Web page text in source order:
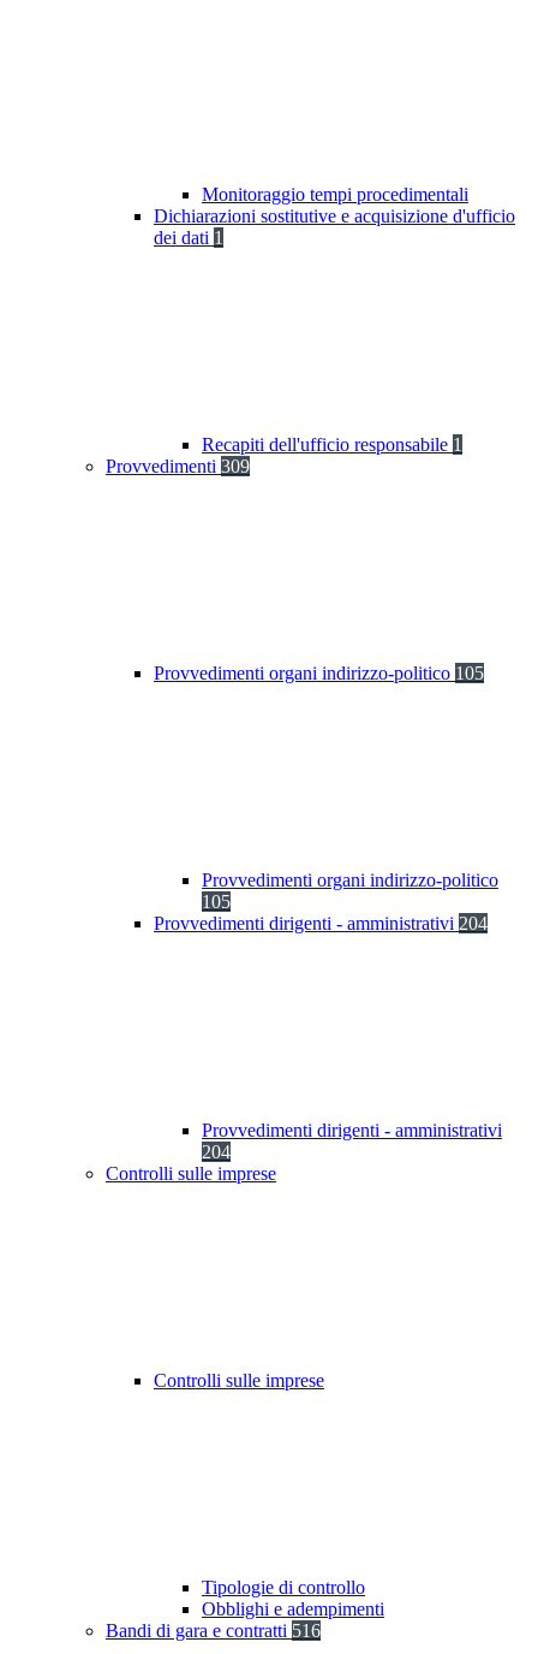
Monitoraggio tempi procedimentali
Dichiarazioni sostitutive e acquisizione d'ufficio
dei dati 1
Recapiti dell'ufficio responsabile 1
Provvedimenti 309
Provvedimenti organi indirizzo-politico 105
Provvedimenti organi indirizzo-politico
105
Provvedimenti dirigenti - amministrativi 204
Provvedimenti dirigenti - amministrativi
204
Controlli sulle imprese
Controlli sulle imprese
Tipologie di controllo
Obblighi e adempimenti
Bandi di gara e contratti 516